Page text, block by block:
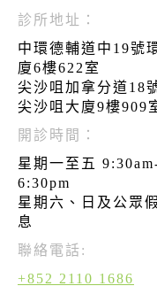
診所地址：
中環德輔道中19號
廈6樓622室
尖沙咀加拿分道18
尖沙咀大廈9樓909
開診時間：
星期一至五
6:30pm
星期六、日及公眾
息
聯絡電話:
+852 2110 1686